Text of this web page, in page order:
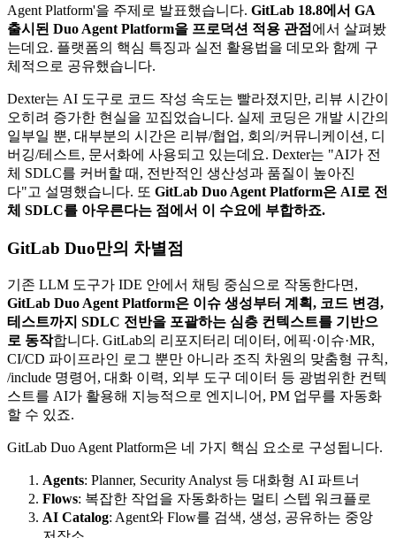
Agent Platform'을 주제로 발표했습니다. GitLab 18.8에서 GA
출시된 Duo Agent Platform을 프로덕션 적용 관점 에서 살펴봤
는데요. 플랫폼의 핵심 특징과 실전 활용법을 데모와 함께 구
체적으로 공유했습니다.
Dexter는 AI 도구로 코드 작성 속도는 빨라졌지만, 리뷰 시간이
오히려 증가한 현실을 꼬집었습니다. 실제 코딩은 개발 시간의
일부일 뿐, 대부분의 시간은 리뷰/협업, 회의/커뮤니케이션, 디
버깅/테스트, 문서화에 사용되고 있는데요. Dexter는 "AI가 전
체 SDLC를 커버할 때, 전반적인 생산성과 품질이 높아진
다"고 설명했습니다. 또 GitLab Duo Agent Platform은 AI로 전
체 SDLC를 아우른다는 점에서 이 수요에 부합하죠.
GitLab Duo만의 차별점
기존 LLM 도구가 IDE 안에서 채팅 중심으로 작동한다면,
GitLab Duo Agent Platform은 이슈 생성부터 계획, 코드 변경,
테스트까지 SDLC 전반을 포괄하는 심층 컨텍스트를 기반으
로 동작합니다. GitLab의 리포지터리 데이터, 에픽·이슈·MR,
CI/CD 파이프라인 로그 뿐만 아니라 조직 차원의 맞춤형 규칙,
/include 명령어, 대화 이력, 외부 도구 데이터 등 광범위한 컨텍
스트를 AI가 활용해 지능적으로 엔지니어, PM 업무를 자동화
할 수 있죠.
GitLab Duo Agent Platform은 네 가지 핵심 요소로 구성됩니다.
Agents: Planner, Security Analyst 등 대화형 AI 파트너
Flows: 복잡한 작업을 자동화하는 멀티 스텝 워크플로
AI Catalog: Agent와 Flow를 검색, 생성, 공유하는 중앙